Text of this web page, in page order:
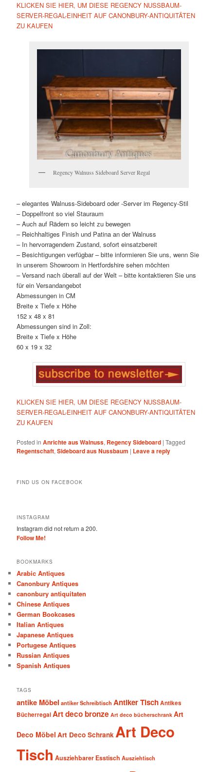
KLICKEN SIE HIER, UM DIESE REGENCY NUSSBAUM-
SERVER-REGAL-EINHEIT AUF CANONBURY-ANTIQUITÄTEN
ZU KAUFEN
Regency Walnuss Sideboard Server Regal
– elegantes Walnuss-Sideboard oder -Server im Regency-Stil
– Doppelfront so viel Stauraum
– Auch auf Rädern so leicht zu bewegen
– Reichhaltiges Finish und Patina an der Walnuss
– In hervorragendem Zustand, sofort einsatzbereit
– Besichtigungen verfügbar – bitte informieren Sie uns, wenn Sie
in unserem Showroom in Hertfordshire sehen möchten
– Versand nach überall auf der Welt – bitte kontaktieren Sie uns
für ein Versandangebot
Abmessungen in CM
Breite x Tiefe x Höhe
152 x 48 x 81
Abmessungen sind in Zoll:
Breite x Tiefe x Höhe
60 x 19 x 32
KLICKEN SIE HIER, UM DIESE REGENCY NUSSBAUM-
SERVER-REGAL-EINHEIT AUF CANONBURY-ANTIQUITÄTEN
ZU KAUFEN
Posted in Anrichte aus Walnuss, Regency Sideboard |Tagged
Regentschaft,Sideboard aus Nussbaum | Leave a reply
FIND US ON FACEBOOK
INSTAGRAM
Instagram did not return a 200.
Follow Me!
BOOKMARKS
Arabic Antiques
Canonbury Antiques
canonbury antiquitaten
Chinese Antiques
German Bookcases
Italian Antiques
Japanese Antiques
Portugese Antiques
Russian Antiques
Spanish Antiques
TAGS
antike Möbel antiker Schreibtisch Antiker TischAntikes
BücherregalArt deco bronze Art deco bücherschrank Art
Deco Möbel Art Deco Schrank Art Deco
Tisch Ausziehbarer Esstisch Ausziehtisch